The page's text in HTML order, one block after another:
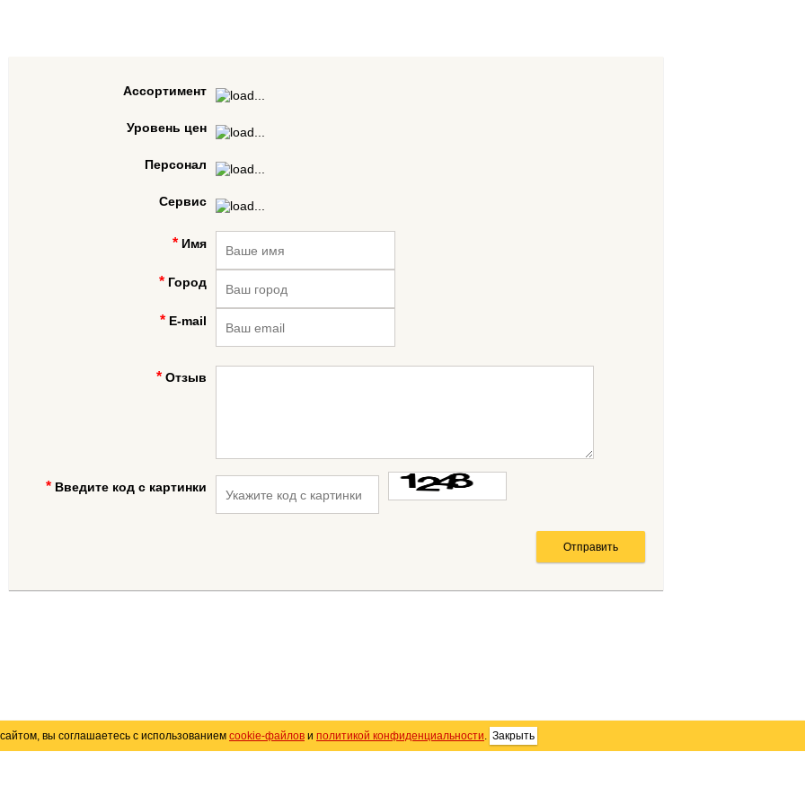
Ассортимент
Уровень цен
Персонал
Сервис
Имя
Город
E-mail
Отзыв
Введите код с картинки
вы соглашаетесь с использованием cookie-файлов и политикой конфиденциальности. Закрыть